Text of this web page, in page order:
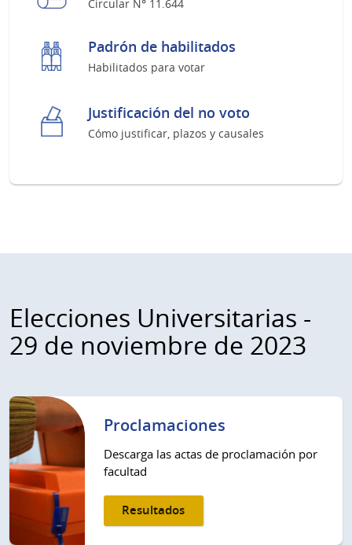
Circular N° 11.644
Padrón de habilitados
Habilitados para votar
Justificación del no voto
Cómo justificar, plazos y causales
Elecciones Universitarias -
29 de noviembre de 2023
Proclamaciones
Descarga las actas de proclamación por
facultad
Resultados